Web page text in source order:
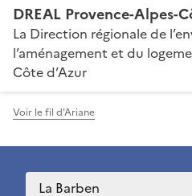
DREAL Provence-Alpes-
La Direction régionale de
l’aménagement et du
Côte d’Azur
Voir le fil d'Ariane
Recherche